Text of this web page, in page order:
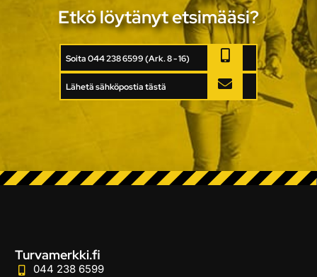
Etkö löytänyt etsimääsi?
Soita 044 238 6599 (Ark. 8 - 16)
Lähetä sähköpostia tästä
Turvamerkki.fi
044 238 6599